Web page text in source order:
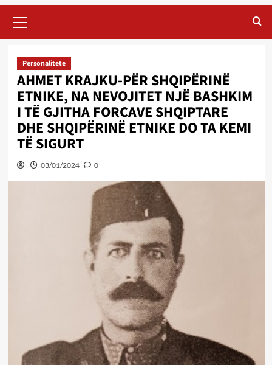
Menu
Personalitete
AHMET KRAJKU-PËR SHQIPËRINË
ETNIKE, NA NEVOJITET NJË BASHKIM
I TË GJITHA FORCAVE SHQIPTARE
DHE SHQIPËRINË ETNIKE DO TA KEMI
TË SIGURT
03/01/2024 0